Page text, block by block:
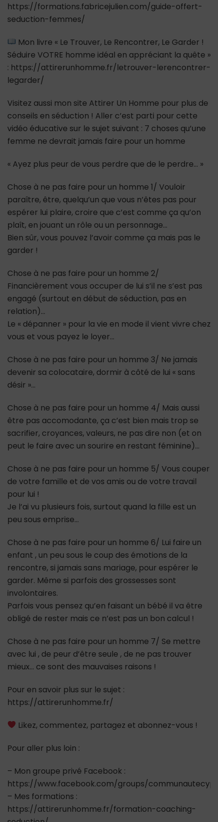
https://formations.fabricejulien.com/guide-offert-
seduction-femmes/
Mon livre « Le Trouver, Le Rencontrer, Le Garder !
Séduire VOTRE homme idéal en appréciant la quête »
: https://attirerunhomme.fr/letrouver-lerencontrer-
legarder/
Visitez aussi mon site Attirer Un Homme pour plus de
conseils en séduction ! Aller c’est parti pour cette
vidéo éducative sur le sujet suivant : 7 choses qu’une
femme ne devrait jamais faire pour un homme
« Ayez plus peur de vous perdre que de le perdre… »
Chose à ne pas faire pour un homme 1/ Vouloir
paraître, être, quelqu’un que vous n’êtes pas pour
espérer lui plaire, croire que c’est comme ça qu’on
plaît, en jouant un rôle ou un personnage…
Bien sûr, vous pouvez l’avoir comme ça mais pas le
garder !
Chose à ne pas faire pour un homme 2/
Financièrement vous occuper de lui s’il ne s’est pas
engagé (surtout en début de séduction, pas en
relation)…
Le « dépanner » pour la vie en mode il vient vivre chez
vous et vous payez le loyer…
Chose à ne pas faire pour un homme 3/ Ne jamais
devenir sa colocataire, dormir à côté de lui « sans
désir »…
Chose à ne pas faire pour un homme 4/ Mais aussi
être pas accomodante, ça c’est bien mais trop se
sacrifier, croyances, valeurs, ne pas dire non (et on
peut le faire avec un sourire en restant féminine)…
Chose à ne pas faire pour un homme 5/ Vous couper
de votre famille et de vos amis ou de votre travail
pour lui !
Je l’ai vu plusieurs fois, surtout quand la fille est un
peu sous emprise…
Chose à ne pas faire pour un homme 6/ Lui faire un
enfant , un peu sous le coup des émotions de la
rencontre, si jamais sans mariage, pour espérer le
garder. Même si parfois des grossesses sont
involontaires.
Parfois vous pensez qu’en faisant un bébé il va être
obligé de rester mais ce n’est pas un bon calcul !
Chose à ne pas faire pour un homme 7/ Se mettre
avec lui , de peur d’être seule , de ne pas trouver
mieux… ce sont des mauvaises raisons !
Pour en savoir plus sur le sujet :
https://attirerunhomme.fr/
Likez, commentez, partagez et abonnez-vous !
Pour aller plus loin :
– Mon groupe privé Facebook :
https://www.facebook.com/groups/
– Mes formations :
https://attirerunhomme.fr/formation-coaching-